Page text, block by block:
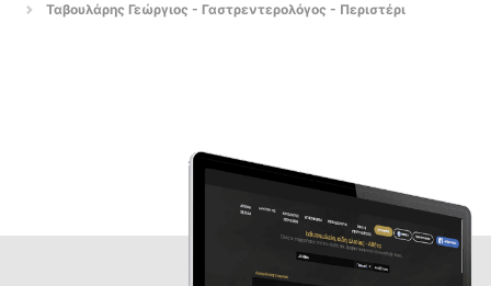
Ταβουλάρης Γεώργιος - Γαστρεντερολόγος - Περιστέρι